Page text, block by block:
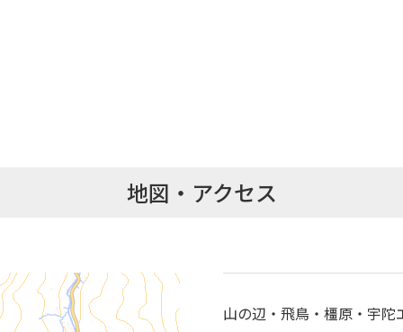
地図・アクセス
山の辺・飛鳥・橿原・宇陀